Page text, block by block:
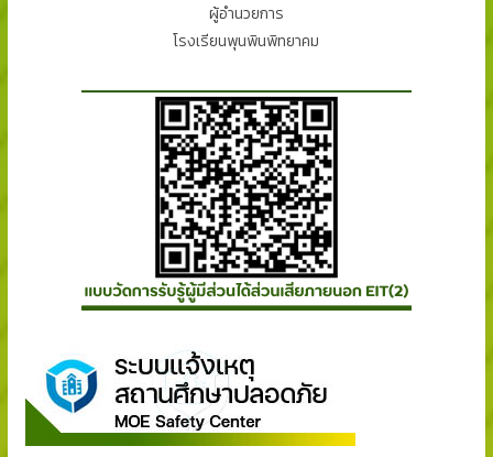
ผู้อำนวยการ
โรงเรียนพุนพินพิทยาคม